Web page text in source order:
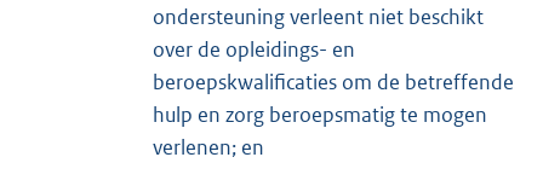
ondersteuning verleent niet beschikt
over de opleidings- en
beroepskwalificaties om de betreffende
hulp en zorg beroepsmatig te mogen
verlenen; en